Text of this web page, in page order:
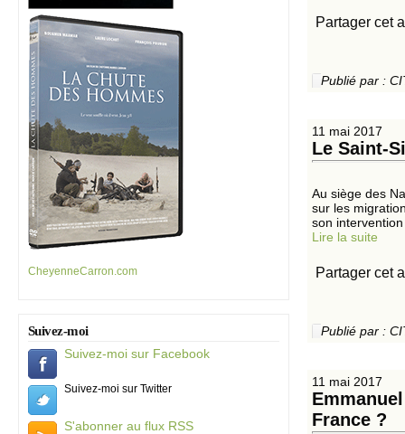
CheyenneCarron.com
Suivez-moi
Suivez-moi sur Facebook
Suivez-moi sur Twitter
S'abonner au flux RSS
Partager cet
Publié par :
11 mai 2017
Le Saint-
Au siège des
sur les
son
Lire la suite
Partager cet
Publié par :
11 mai 2017
France ?